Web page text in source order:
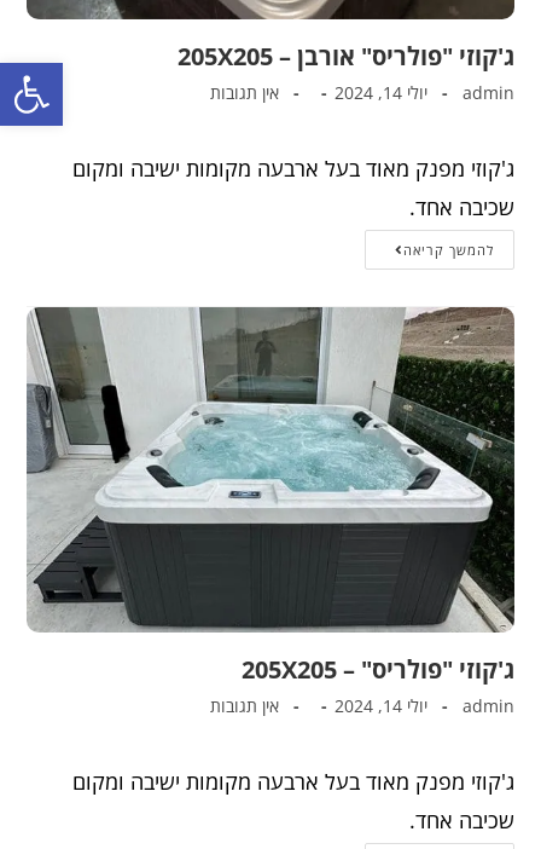
ג'קוזי "פולריס" אורבן – 205X205
admin יולי 14, 2024 אין תגובות
ג'קוזי מפנק מאוד בעל ארבעה מקומות ישיבה ומקום
שכיבה אחד.
להמשך קריאה
ג'קוזי "פולריס" – 205X205
admin יולי 14, 2024 אין תגובות
ג'קוזי מפנק מאוד בעל ארבעה מקומות ישיבה ומקום
שכיבה אחד.
פתח סרגל נגישות